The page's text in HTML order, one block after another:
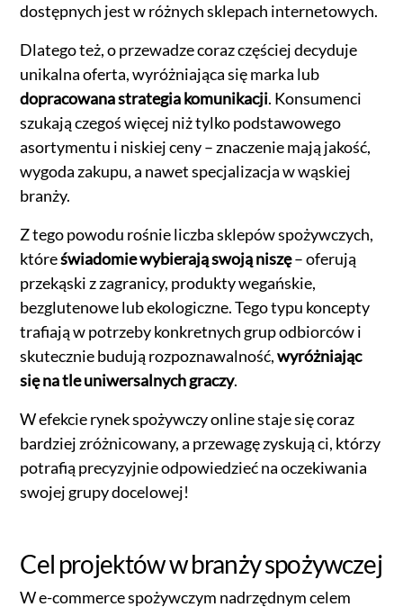
dostępnych jest w różnych sklepach internetowych.
Dlatego też, o przewadze coraz częściej decyduje
unikalna oferta, wyróżniająca się marka lub
dopracowana strategia komunikacji. Konsumenci
szukają czegoś więcej niż tylko podstawowego
asortymentu i niskiej ceny – znaczenie mają jakość,
wygoda zakupu, a nawet specjalizacja w wąskiej
branży.
Z tego powodu rośnie liczba sklepów spożywczych,
któreświadomie wybierają swoją niszę– oferują
przekąski z zagranicy, produkty wegańskie,
bezglutenowe lub ekologiczne. Tego typu koncepty
trafiają w potrzeby konkretnych grup odbiorców i
skutecznie budują rozpoznawalność,wyróżniając
się na tle uniwersalnych graczy.
W efekcie rynek spożywczy online staje się coraz
bardziej zróżnicowany, a przewagę zyskują ci, którzy
potrafią precyzyjnie odpowiedzieć na oczekiwania
swojej grupy docelowej!
Cel projektów w branży spożywczej
W e-commerce spożywczym nadrzędnym celem